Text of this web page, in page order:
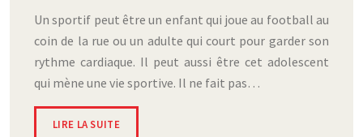
Un sportif peut être un enfant qui joue au football au
coin de la rue ou un adulte qui court pour garder son
rythme cardiaque. Il peut aussi être cet adolescent
qui mène une vie sportive. Il ne fait pas…
LIRE LA SUITE